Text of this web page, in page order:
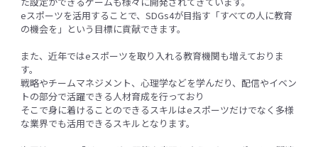
eスポーツを活用することで、SDGs4が目指す「すべての人に教育
の機会を」という目標に貢献できます。
また、近年ではeスポーツを取り入れる教育機関も増えておりま
す。
戦略やチームマネジメント、心理学などを学んだり、配信やイベン
トの部分で活躍できる人材育成を行っており
そこで身に着けることのできるスキルはeスポーツだけでなく多様
な業界でも活用できるスキルとなります。